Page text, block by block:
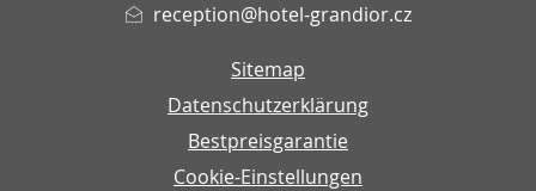
reception@hotel-grandior.cz
Sitemap
Datenschutzerklärung
Bestpreisgarantie
Cookie-Einstellungen